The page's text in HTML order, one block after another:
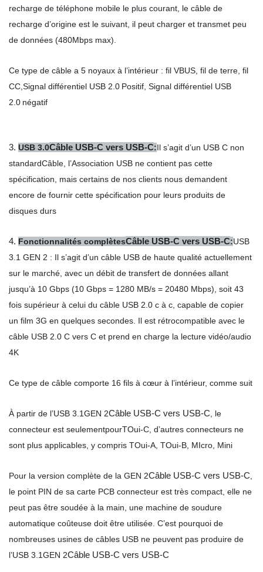
recharge de téléphone mobile le plus courant, le câble de
recharge d’origine est le suivant, il peut charger et transmet peu
de données (480Mbps max).
Ce type de câble a 5 noyaux à l’intérieur : fil VBUS, fil de terre, fil
CC, Signal différentiel USB 2.0 Positif Signal différentiel USB
2.0 négatif
3. USB 3.0Câble USB-C vers USB-C:Il s’agit d’un USB C non
standardCâble , l’Association USB ne contient pas cette
spécification, mais certains de nos clients nous demandent
encore de fournir cette spécification pour leurs produits de
disques durs
4. Fonctionnalités complètesCâble USB-C vers USB-C:USB
3.1 GEN 2 : Il s’agit d’un câble USB de haute qualité actuellement
sur le marché, avec un débit de transfert de données allant
jusqu’à 10 Gbps (10 Gbps = 1280 MB/s = 20480 Mbps), soit 43
fois supérieur à celui du câble USB 2.0 c à c, capable de copier
un film 3G en quelques secondes. Il est rétrocompatible avec le
câble USB 2.0 C vers C et prend en charge la lecture vidéo/audio
4K
Ce type de câble comporte 16 fils à cœur à l’intérieur, comme suit
À partir de l’USB 3.1GEN 2Câble USB-C vers USB-C , le
connecteur est seulementpourTOui-C, d’autres connecteurs ne
sont plus applicables, y compris TOui-A, TOui-B, MIcro , Mini
Pour la version complète de la GEN 2Câble USB-C vers USB-C
le point PIN de sa carte PCB connecteur est très compact , elle ne
peut pas être soudée à la main, une machine de soudure
automatique coûteuse doit être utilisée. C’est pourquoi de
nombreuses usines de câbles USB ne peuvent pas produire de
l’USB 3.1GEN 2Câble USB-C vers USB-C